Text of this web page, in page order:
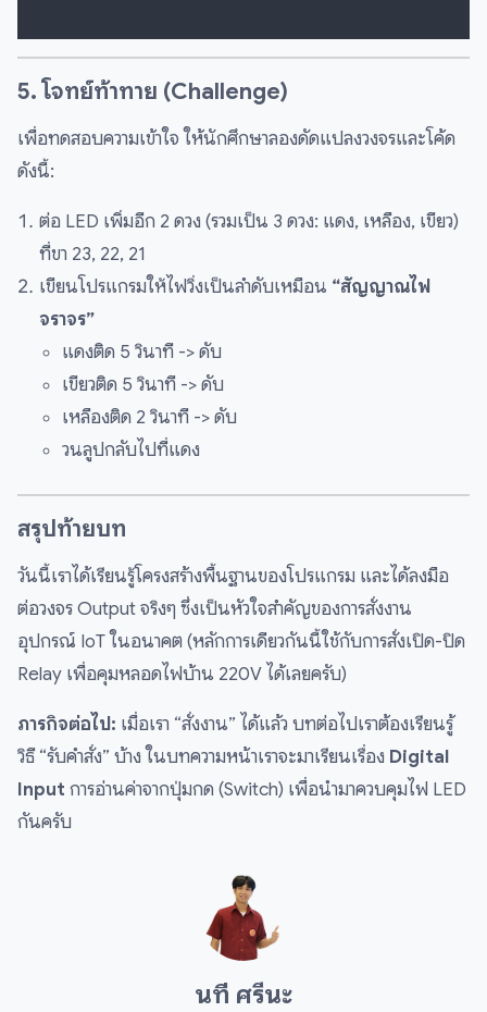
5. โจทย์ท้าทาย (Challenge)
เพื่อทดสอบความเข้าใจ ให้นักศึกษาลองดัดแปลงวงจรและโค้ด
ดังนี้:
ต่อ LED เพิ่มอีก 2 ดวง (รวมเป็น 3 ดวง: แดง, เหลือง, เขียว)
ที่ขา 23, 22, 21
เขียนโปรแกรมให้ไฟวิ่งเป็นลำดับเหมือน “สัญญาณไฟ
จราจร”
แดงติด 5 วินาที -> ดับ
เขียวติด 5 วินาที -> ดับ
เหลืองติด 2 วินาที -> ดับ
วนลูปกลับไปที่แดง
สรุปท้ายบท
วันนี้เราได้เรียนรู้โครงสร้างพื้นฐานของโปรแกรม และได้ลงมือ
ต่อวงจร Output จริงๆ ซึ่งเป็นหัวใจสำคัญของการสั่งงาน
อุปกรณ์ IoT ในอนาคต (หลักการเดียวกันนี้ใช้กับการสั่งเปิด-ปิด
Relay เพื่อคุมหลอดไฟบ้าน 220V ได้เลยครับ)
ภารกิจต่อไป: เมื่อเรา “สั่งงาน” ได้แล้ว บทต่อไปเราต้องเรียนรู้
วิธี “รับคำสั่ง” บ้าง ในบทความหน้าเราจะมาเรียนเรื่อง Digital
Input การอ่านค่าจากปุ่มกด (Switch) เพื่อนำมาควบคุมไฟ LED
กันครับ
นที ศรีนะ